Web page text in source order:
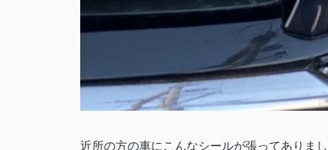
近所の方の車にこんなシールが張ってありまし